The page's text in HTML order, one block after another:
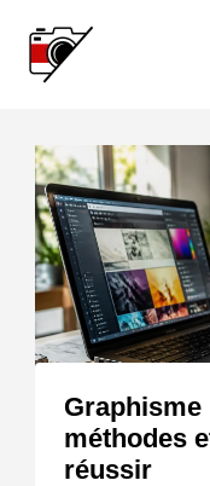
contenu
Graphisme
méthodes
réussir